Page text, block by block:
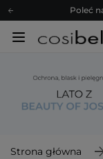
Poleć
Z nami to
Poleć
Strona główna